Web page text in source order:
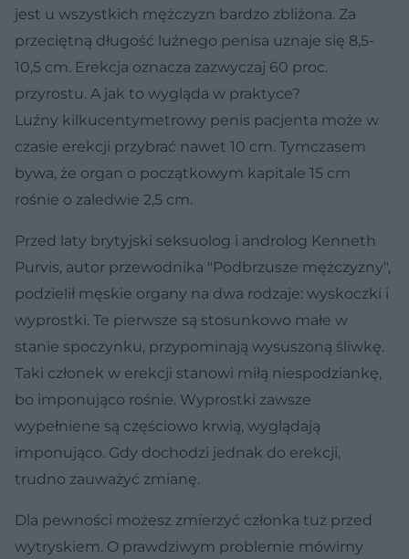
jest u wszystkich mężczyzn bardzo zbliżona. Za
przeciętną długość luźnego penisa uznaje się 8,5-
10,5 cm. Erekcja oznacza zazwyczaj 60 proc.
przyrostu. A jak to wygląda w praktyce?
Luźny kilkucentymetrowy penis pacjenta może w
czasie erekcji przybrać nawet 10 cm. Tymczasem
bywa, że organ o początkowym kapitale 15 cm
rośnie o zaledwie 2,5 cm.
Przed laty brytyjski seksuolog i androlog Kenneth
Purvis, autor przewodnika "Podbrzusze mężczyzny",
podzielił męskie organy na dwa rodzaje: wyskoczki i
wyprostki. Te pierwsze są stosunkowo małe w
stanie spoczynku, przypominają wysuszoną śliwkę.
Taki członek w erekcji stanowi miłą niespodziankę,
bo imponująco rośnie. Wyprostki zawsze
wypełniene są częściowo krwią, wyglądają
imponująco. Gdy dochodzi jednak do erekcji,
trudno zauważyć zmianę.
Dla pewności możesz zmierzyć członka tuż przed
wytryskiem. O prawdziwym problemie mówimy